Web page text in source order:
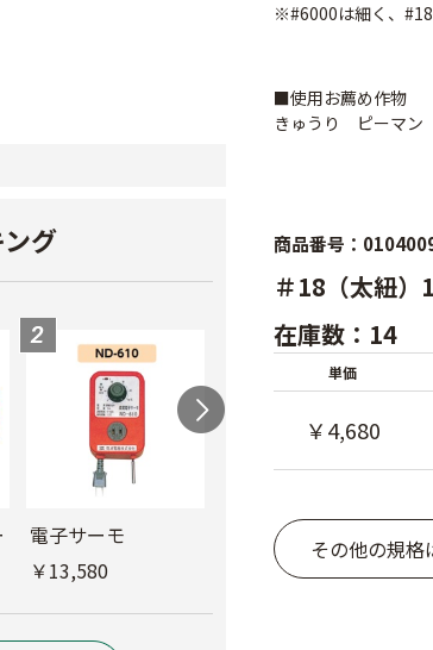
グ
電子サーモ
￥13,580
農電マット 単相
￥19,980
※#6000は細く、#18
■使用お薦め作物
きゅうり ピーマ
商品番号：
＃18（太紐）
在庫数：14
単価
￥4,680
その他の規格